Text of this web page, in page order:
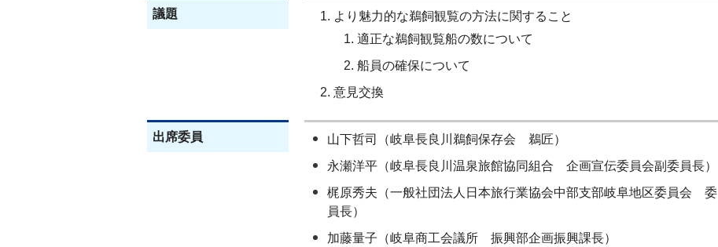
議題
より魅力的な鵜飼観覧の方法に関すること
適正な鵜飼観覧船の数について
船員の確保について
意見交換
出席委員
山下哲司（岐阜長良川鵜飼保存会 鵜匠）
永瀬洋平（岐阜長良川温泉旅館協同組合 企画宣伝委員会副委員長）
梶原秀夫（一般社団法人日本旅行業協会中部支部岐阜地区委員会 委
員長）
加藤量子（岐阜商工会議所 振興部企画振興課長）